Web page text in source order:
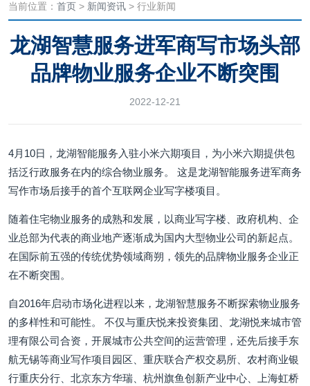
当前位置： 首页 > 新闻资讯 > 行业新闻
龙湖智慧服务进军商写市场头部
品牌物业服务企业不断突围
2022-12-21
4月10日，龙湖智能服务入驻小米六期项目，为小米六期提供包
括泛行政服务在内的综合物业服务。 这是龙湖智能服务进军商务
写作市场后接手的首个互联网企业写字楼项目。
随着住宅物业服务的成熟和发展，以商业写字楼、政府机构、企
业总部为代表的商业地产逐渐成为国内大型物业公司的新起点。
在国际前五强的传统优势领域商朔，领先的品牌物业服务企业正
在不断突围。
自2016年启动市场化进程以来，龙湖智慧服务不断探索物业服务
的多样性和可能性。 不仅与重庆悦来投资集团、龙湖悦来城市管
理有限公司合资，开展城市公共空间的运营管理，还先后接手东
航无锡等商业写作项目园区、重庆联合产权交易所、农村商业银
行重庆分行、北京东方华瑞、杭州旗鱼创新产业中心、上海虹桥